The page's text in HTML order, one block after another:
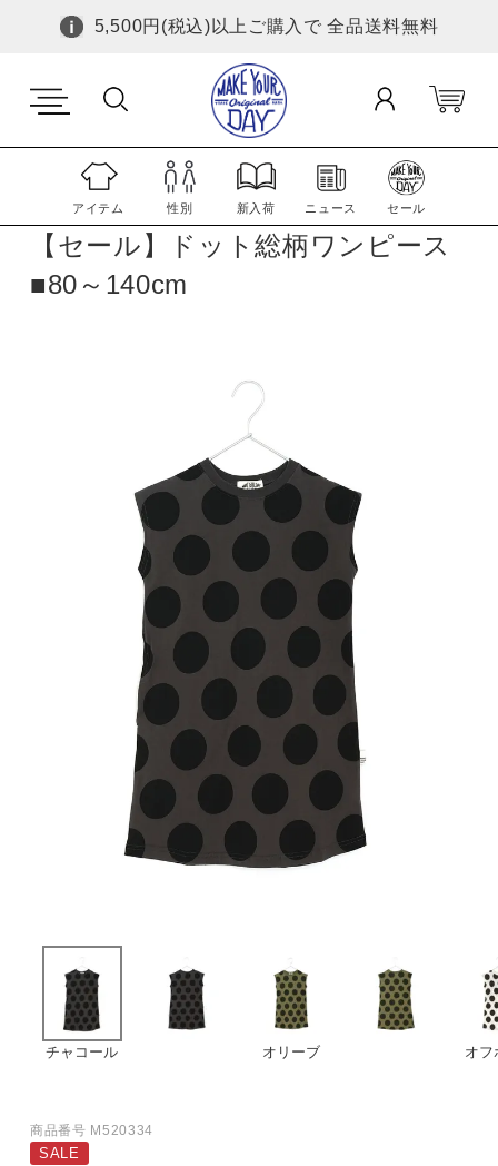
5,500円(税込)以上ご購入で 全品送料無料
チャコール オリーブ
オフ
【セール】ドット総柄ワンピース
■80～140cm
商品番号 M520334
SALE
アイテム 性別 新入荷 ニュース セール